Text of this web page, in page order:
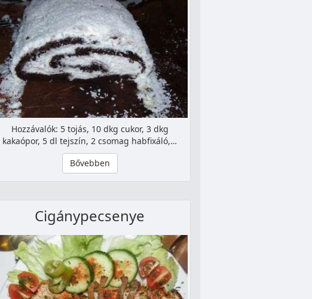
Hozzávalók: 5 tojás, 10 dkg cukor, 3 dkg
kakaópor, 5 dl tejszín, 2 csomag habfixáló,…
Bővebben
Cigánypecsenye